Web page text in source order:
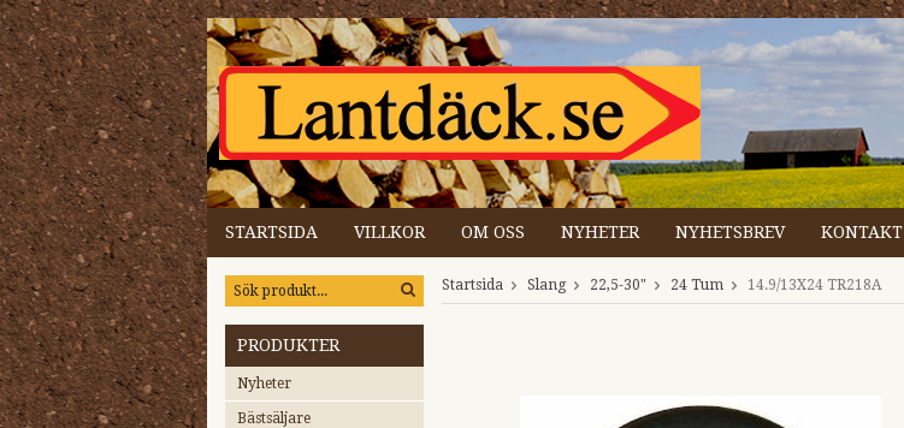
STARTSIDA VILLKOR OM OSS NYHETER NYHETSBREV KONTAKT
PRODUKTER
Nyheter
Bästsäljare
Startsida Slang 22,5-30" 24 Tum 14.9/13X24 TR218A